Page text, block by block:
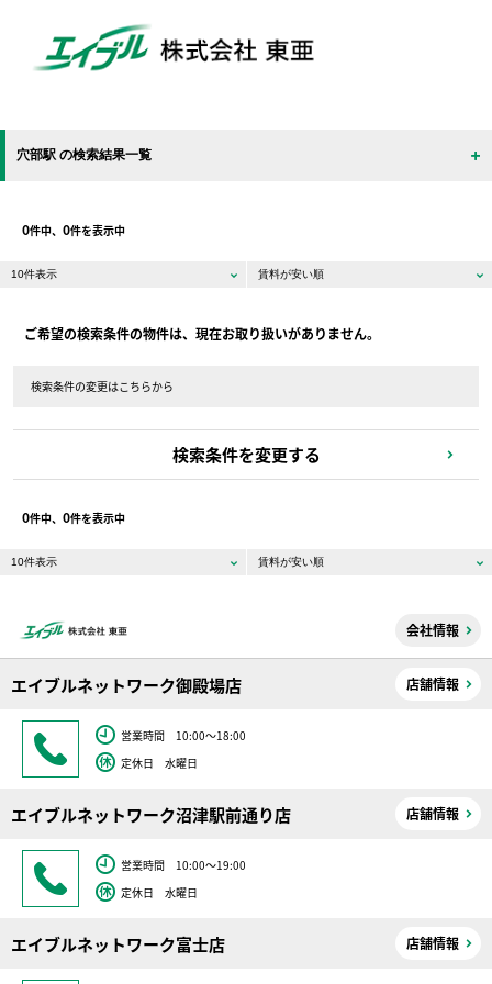
穴部駅 の検索結果一覧
0件中、 0件を表示中
ご希望の検索条件の物件は、現在お取り扱いがありません。
検索条件の変更はこちらから
検索条件を変更する
0件中、 0件を表示中
会社情報
エイブルネットワーク御殿場店 店舗情報
営業時間 10:00～18:00
定休日 水曜日
エイブルネットワーク沼津駅前通り店 店舗情報
営業時間 10:00～19:00
定休日 水曜日
エイブルネットワーク富士店 店舗情報